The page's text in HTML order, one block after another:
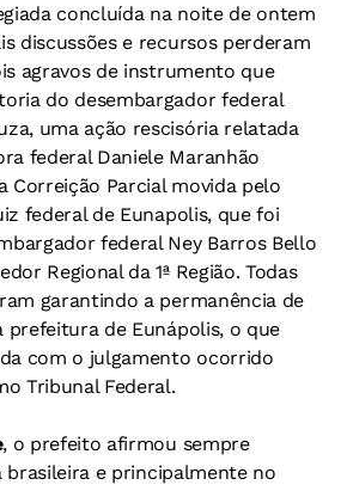
concluída na noite de ontem
discussões e recursos perderam
agravos de instrumento que
do desembargador federal
uma ação rescisória relatada
federal Daniele Maranhão
Correição Parcial movida pelo
federal de Eunapolis, que foi
federal Ney Barros Bello
Regional da 1ª Região. Todas
garantindo a permanência de
prefeitura de Eunápolis, o que
com o julgamento ocorrido
Tribunal Federal.
, o prefeito afirmou sempre
e principalmente no